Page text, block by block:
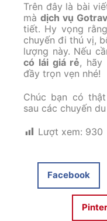
Trên đây là bài
mà dịch vụ
tiết. Hy vọng
chuyến đi thú vị,
lượng này. Nếu
có lái giá rẻ, hãy
đầy trọn vẹn nhé!
Chúc bạn có
sau các chuyến
Lượt xem: 930
Facebook